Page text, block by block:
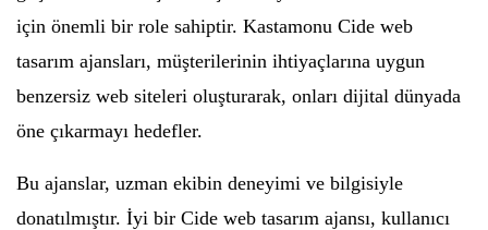
için önemli bir role sahiptir. Kastamonu Cide web
tasarım ajansları, müşterilerinin ihtiyaçlarına uygun
benzersiz web siteleri oluşturarak, onları dijital dünyada
öne çıkarmayı hedefler.
Bu ajanslar, uzman ekibin deneyimi ve bilgisiyle
donatılmıştır. İyi bir Cide web tasarım ajansı, kullanıcı